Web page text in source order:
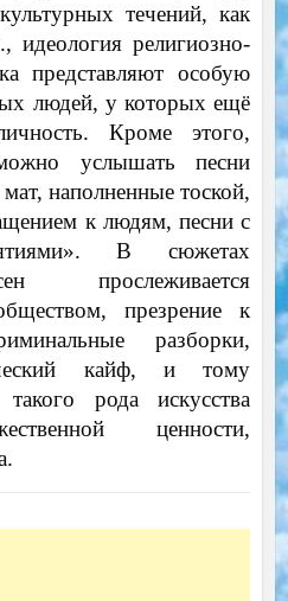
течений, как
идеология религиозно-
представляют особую
людей, у которых ещё
Кроме этого,
услышать песни
наполненные тоской,
к людям, песни с
В сюжетах
прослеживается
презрение к
разборки,
кайф, и тому
рода искусства
ценности,